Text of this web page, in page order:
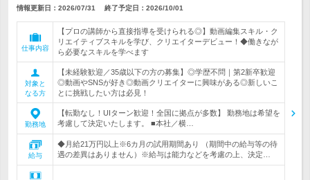
情報更新日：2026/07/31 終了予定日： 2026/10/01
仕事内容
【プロの講師から直接指導を受けられる◎】動画編集スキル・ク
リエイティブスキルを学び、クリエイターデビュー！◆働きなが
ら必要なスキルを学べます
対象と
なる方
【未経験歓迎／35歳以下の方の募集】◎学歴不問｜第2新卒歓迎
◎動画やSNSが好き◎動画クリエイターに興味がある◎新しいこ
とに挑戦したい方は必見！
勤務地
【転勤なし！UIターン歓迎！全国に拠点が多数】 勤務地は希望を
考慮して決定いたします。 ■本社／横…
給与
◆月給21万円以上※6カ月の試用期間あり （期間中の給与等の待
遇の差異はありません）※給与は能力などを考慮の上、決定…